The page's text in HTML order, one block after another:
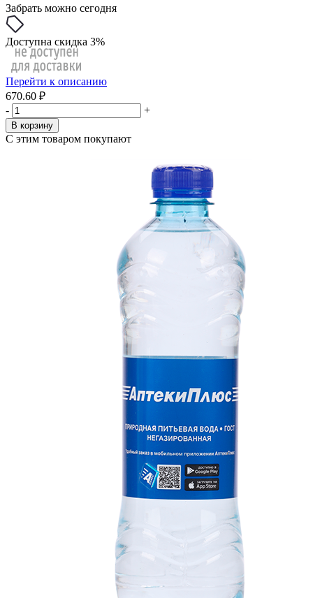
Забрать можно сегодня
Доступна скидка 3%
Перейти к описанию
670.60 ₽
-
+
В корзину
С этим товаром покупают